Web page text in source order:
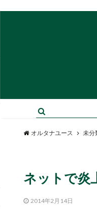
オルタナユース 未分
ネットで炎
2014年2月14日